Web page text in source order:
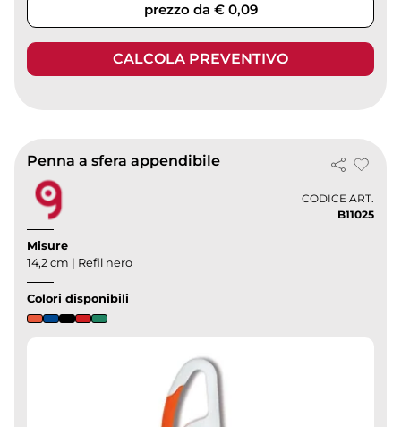
prezzo da € 0,09
CALCOLA PREVENTIVO
Penna a sfera appendibile
CODICE ART.
B11025
Misure
14,2 cm | Refil nero
Colori disponibili